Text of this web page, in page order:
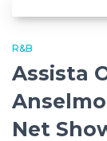
R&B
Assista
Net